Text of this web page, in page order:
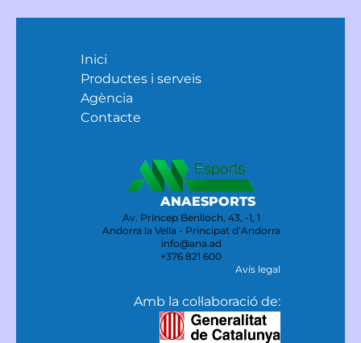
Inici
Productes i serveis
Agència
Contacte
ANAESPORTS
Av. Príncep Benlloch, 43, -1, 1
Andorra la Vella - Principat d’Andorra
info@ana.ad
+376 821 600
Avís legal
Amb la col·laboració de: